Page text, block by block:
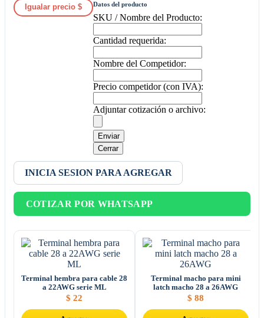
Igualar precio $ Datos del producto
SKU / Nombre del Producto:
Cantidad requerida:
Nombre del Competidor:
Precio competidor (con IVA):
Adjuntar cotización o archivo:
Enviar
Cerrar
INICIA SESION PARA AGREGAR
COTIZAR POR WHATSAPP
Terminal hembra para cable 28
a 22AWG serie ML
$ 22
Terminal macho para mini
latch macho 28 a 26AWG
$ 88